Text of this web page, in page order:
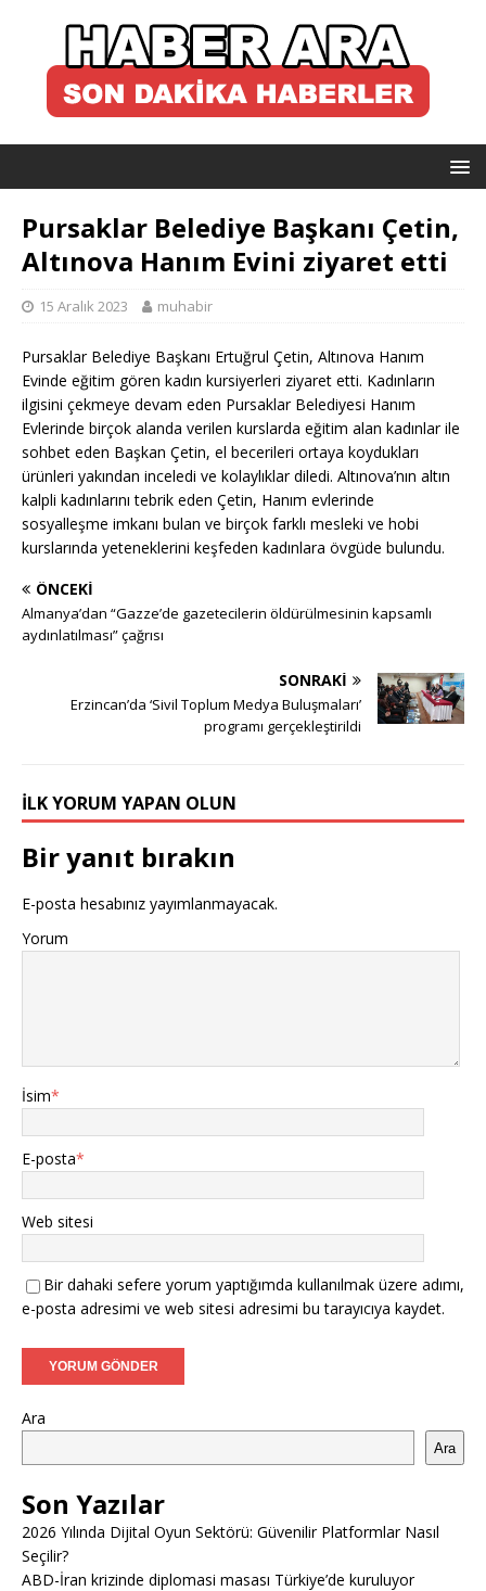
Pursaklar Belediye Başkanı Çetin,
Altınova Hanım Evini ziyaret etti
15 Aralık 2023 muhabir
Pursaklar Belediye Başkanı Ertuğrul Çetin, Altınova Hanım
Evinde eğitim gören kadın kursiyerleri ziyaret etti. Kadınların
ilgisini çekmeye devam eden Pursaklar Belediyesi Hanım
Evlerinde birçok alanda verilen kurslarda eğitim alan kadınlar ile
sohbet eden Başkan Çetin, el becerileri ortaya koydukları
ürünleri yakından inceledi ve kolaylıklar diledi. Altınova’nın altın
kalpli kadınlarını tebrik eden Çetin, Hanım evlerinde
sosyalleşme imkanı bulan ve birçok farklı mesleki ve hobi
kurslarında yeteneklerini keşfeden kadınlara övgüde bulundu.
ÖNCEKI
Almanya’dan “Gazze’de gazetecilerin öldürülmesinin kapsamlı
aydınlatılması” çağrısı
SONRAKI
Erzincan’da ‘Sivil Toplum Medya Buluşmaları’
programı gerçekleştirildi
İLK YORUM YAPAN OLUN
Bir yanıt bırakın
E-posta hesabınız yayımlanmayacak.
Yorum
İsim*
E-posta*
Web sitesi
Bir dahaki sefere yorum yaptığımda kullanılmak üzere adımı,
e-posta adresimi ve web sitesi adresimi bu tarayıcıya kaydet.
Ara
Ara
Son Yazılar
2026 Yılında Dijital Oyun Sektörü: Güvenilir Platformlar Nasıl
Seçilir?
ABD-İran krizinde diplomasi masası Türkiye’de kuruluyor